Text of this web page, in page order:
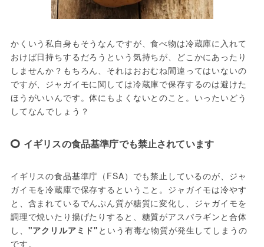
かくいう私自身もそうなんですが、食べ物は冷蔵庫に入れて
おけば日持ちするだろうという気持ちが、どこかにあったり
しませんか？もちろん、それはおおむね間違ってはいないの
ですが、ジャガイモに関しては冷蔵庫で保存するのは避けた
ほうがいいんです。体にもよくないとのこと。いったいどう
してなんでしょう？
イギリスの食品基準庁でも禁止されています
イギリスの食品基準庁（FSA）でも禁止しているのが、ジャ
ガイモを冷蔵庫で保存するということ。ジャガイモは冷やす
と、含まれているでんぷん質が糖質に変化し、ジャガイモを
調理で焼いたり揚げたりすると、糖質がアスパラギンと合体
し、 "アクリルアミド" という有毒な物質が発生してしまうの
です。